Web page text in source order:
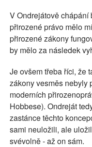
V Ondrejátově
přirozené právo mělo
přirozené zákony
by mělo za následek
Je ovšem třeba říci, že
zákony vesměs nebyly
moderních
Hobbese). Ondreját
zastánce těchto
sami neuložili, ale
svévolně - až on sám.